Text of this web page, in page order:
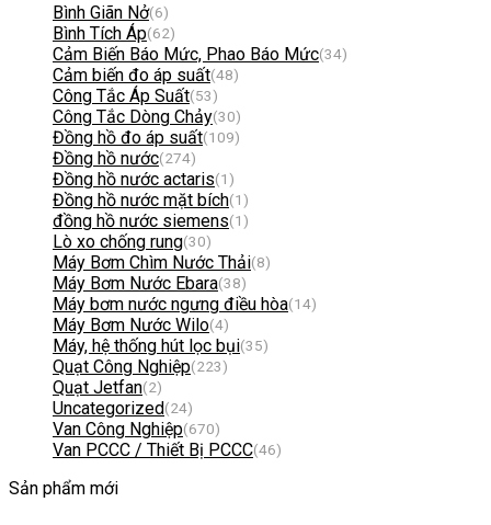
Bình Giãn Nở(6)
Bình Tích Áp(62)
Cảm Biến Báo Mức, Phao Báo Mức(34)
Cảm biến đo áp suất(48)
Công Tắc Áp Suất(53)
Công Tắc Dòng Chảy(30)
Đồng hồ đo áp suất(109)
Đồng hồ nước(274)
Đồng hồ nước actaris(1)
Đồng hồ nước mặt bích(1)
đồng hồ nước siemens(1)
Lò xo chống rung(30)
Máy Bơm Chìm Nước Thải(8)
Máy Bơm Nước Ebara(38)
Máy bơm nước ngưng điều hòa(14)
Máy Bơm Nước Wilo(4)
Máy, hệ thống hút lọc bụi(35)
Quạt Công Nghiệp(223)
Quạt Jetfan(2)
Uncategorized(24)
Van Công Nghiệp(670)
Van PCCC / Thiết Bị PCCC(46)
Sản phẩm mới